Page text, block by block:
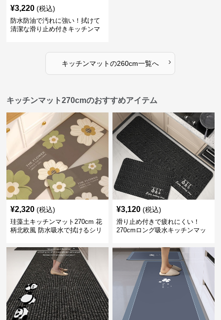
¥3,220 (税込)
防水防油で汚れに強い！拭けて
清潔な滑り止め付きキッチンマ
キッチンマットの260cm一覧へ ›
キッチンマット270cmのおすすめアイテム
¥2,320 (税込)
珪藻土キッチンマット270cm 花
柄北欧風 防水吸水で拭けるシリ
¥3,120 (税込)
滑り止め付きで疲れにくい！
270cmロング吸水キッチンマッ